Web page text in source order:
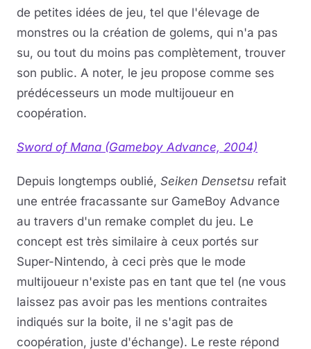
de petites idées de jeu, tel que l'élevage de
monstres ou la création de golems, qui n'a pas
su, ou tout du moins pas complètement, trouver
son public. A noter, le jeu propose comme ses
prédécesseurs un mode multijoueur en
coopération.
Sword of Mana (Gameboy Advance, 2004)
Depuis longtemps oublié, Seiken Densetsu refait
une entrée fracassante sur GameBoy Advance
au travers d'un remake complet du jeu. Le
concept est très similaire à ceux portés sur
Super-Nintendo, à ceci près que le mode
multijoueur n'existe pas en tant que tel (ne vous
laissez pas avoir pas les mentions contraites
indiqués sur la boite, il ne s'agit pas de
coopération, juste d'échange). Le reste répond